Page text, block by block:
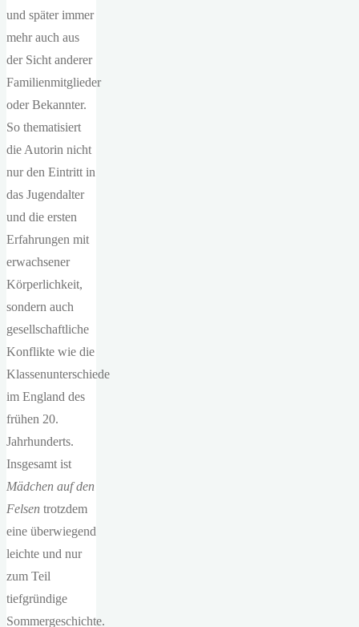
und später immer
mehr auch aus
der Sicht anderer
Familienmitglieder
oder Bekannter.
So thematisiert
die Autorin nicht
nur den Eintritt in
das Jugendalter
und die ersten
Erfahrungen mit
erwachsener
Körperlichkeit,
sondern auch
gesellschaftliche
Konflikte wie die
Klassenunterschiede
im England des
frühen 20.
Jahrhunderts.
Insgesamt ist
Mädchen auf den
Felsen trotzdem
eine überwiegend
leichte und nur
zum Teil
tiefgründige
Sommergeschichte.